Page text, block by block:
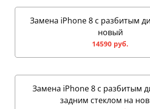
Замена iPhone 8 с разбитым
новый
14590 руб.
Замена iPhone 8 с разбитым
задним стеклом на